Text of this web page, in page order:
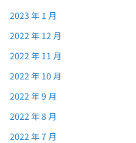
2023 年 1 月
2022 年 12 月
2022 年 11 月
2022 年 10 月
2022 年 9 月
2022 年 8 月
2022 年 7 月